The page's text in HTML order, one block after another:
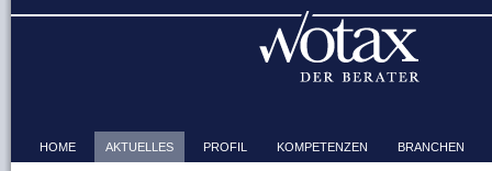
HOME AKTUELLES PROFIL KOMPETENZEN BRANCHEN